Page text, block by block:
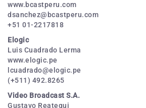
www.bcastperu.com
dsanchez@bcastperu.com
+51 01-2217818
Elogic
Luis Cuadrado Lerma
www.elogic.pe
lcuadrado@elogic.pe
(+511) 492.8265
Video Broadcast S.A.
Gustavo Reategui